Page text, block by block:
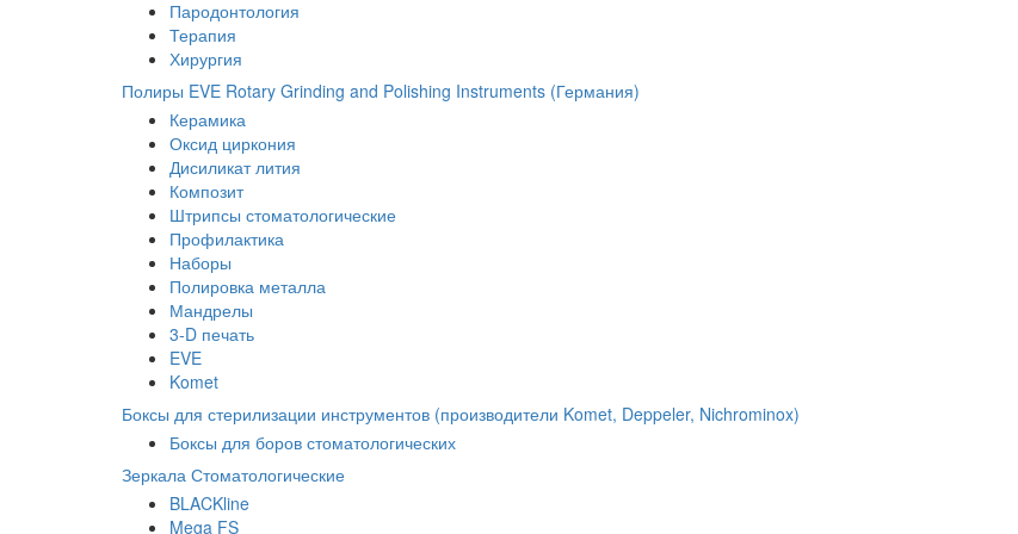
Пародонтология
Терапия
Хирургия
Полиры EVE Rotary Grinding and Polishing Instruments (Германия)
Керамика
Оксид циркония
Дисиликат лития
Композит
Штрипсы стоматологические
Профилактика
Наборы
Полировка металла
Мандрелы
3-D печать
EVE
Komet
Боксы для стерилизации инструментов (производители Komet, Deppeler, Nichrominox)
Боксы для боров стоматологических
Зеркала Стоматологические
BLACKline
Mega FS